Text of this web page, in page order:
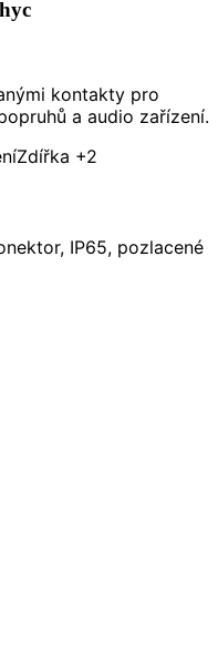
kontakty pro
a audio zařízení.
Zdířka +2
IP65, pozlacené